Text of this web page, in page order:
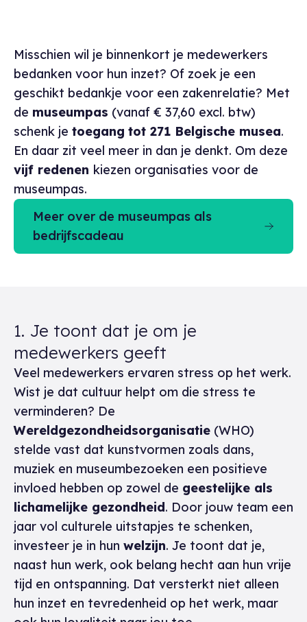
Misschien wil je binnenkort je medewerkers
bedanken voor hun inzet? Of zoek je een
geschikt bedankje voor een zakenrelatie? Met
de museumpas (vanaf € 37,60 excl. btw)
schenk je toegang tot 271 Belgische musea.
En daar zit veel meer in dan je denkt. Om deze
vijf redenen kiezen organisaties voor de
museumpas.
Meer over de museumpas als
bedrijfscadeau
1. Je toont dat je om je
medewerkers geeft
Veel medewerkers ervaren stress op het werk.
Wist je dat cultuur helpt om die stress te
verminderen? De
Wereldgezondheidsorganisatie (WHO)
stelde vast dat kunstvormen zoals dans,
muziek en museumbezoeken een positieve
invloed hebben op zowel de geestelijke als
lichamelijke gezondheid. Door jouw team een
jaar vol culturele uitstapjes te schenken,
investeer je in hun welzijn. Je toont dat je,
naast hun werk, ook belang hecht aan hun vrije
tijd en ontspanning. Dat versterkt niet alleen
hun inzet en tevredenheid op het werk, maar